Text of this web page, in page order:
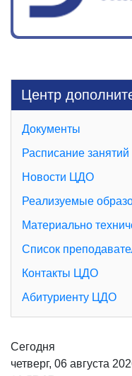
Центр
Документы
Расписание занятий
Новости ЦДО
Реализуемые
Материально
Список
Контакты ЦДО
Абитуриенту ЦДО
Сегодня
четверг, 06 августа